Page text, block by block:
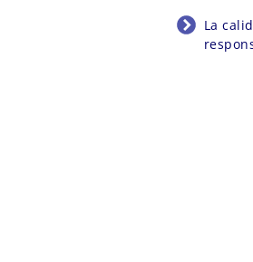
La